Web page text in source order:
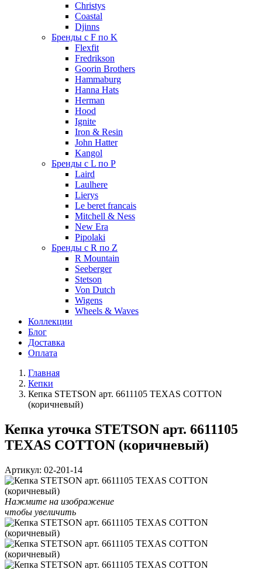
Christys
Coastal
Djinns
Бренды с F по K
Flexfit
Fredrikson
Goorin Brothers
Hammaburg
Hanna Hats
Herman
Hood
Ignite
Iron & Resin
John Hatter
Kangol
Бренды с L по P
Laird
Laulhere
Lierys
Le beret francais
Mitchell & Ness
New Era
Pipolaki
Бренды с R по Z
R Mountain
Seeberger
Stetson
Von Dutch
Wigens
Wheels & Waves
Коллекции
Блог
Доставка
Оплата
Главная
Кепки
Кепка STETSON арт. 6611105 TEXAS COTTON
(коричневый)
Кепка уточка STETSON арт. 6611105
TEXAS COTTON (коричневый)
Артикул: 02-201-14
Нажмите на изображение
чтобы увеличить